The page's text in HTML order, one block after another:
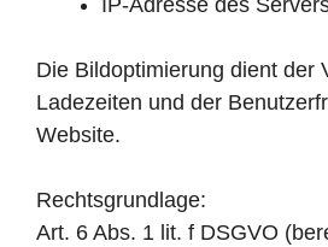
Die Bildoptimierung dient der
Ladezeiten und der
Website.
Rechtsgrundlage:
Art. 6 Abs. 1 lit. f DSGVO